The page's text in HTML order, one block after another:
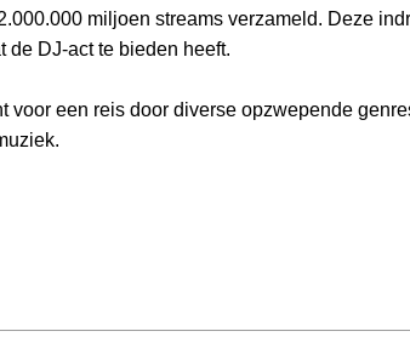
miljoen streams verzameld. Deze
de DJ-act te bieden heeft.
voor een reis door diverse opzwepende